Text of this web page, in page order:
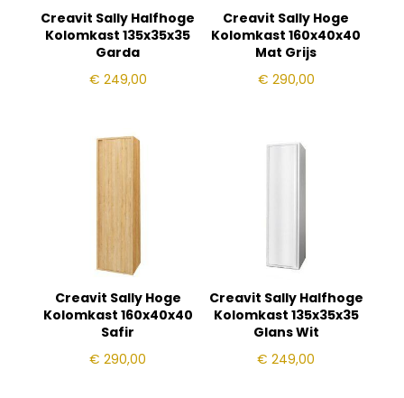
Creavit Sally Halfhoge
Kolomkast 135x35x35
Garda
€ 249,00
Creavit Sally Hoge
Kolomkast 160x40x40
Mat Grijs
€ 290,00
Creavit Sally Hoge
Kolomkast 160x40x40
Safir
€ 290,00
Creavit Sally Halfhoge
Kolomkast 135x35x35
Glans Wit
€ 249,00